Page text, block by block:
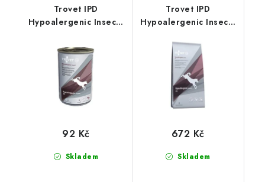
Trovet IPD
Hypoalergenic Insects
Skladem
92 Kč
Trovet IPD
Hypoalergenic Insects
Skladem
672 Kč